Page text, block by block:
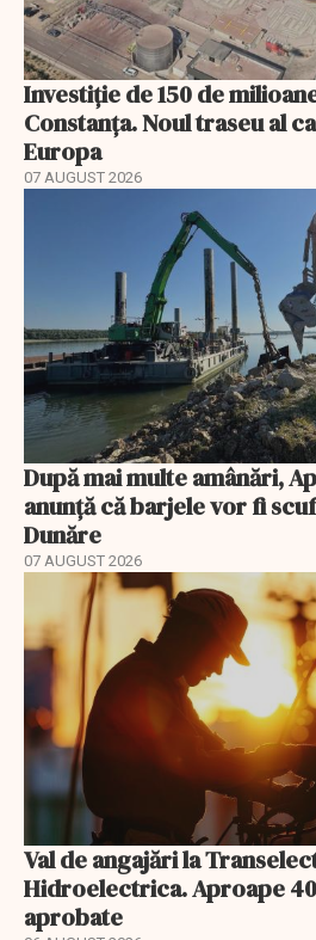
Investiție de 150 de
Constanța. Noul traseu al
Europa
07 AUGUST 2026
După mai multe amânări,
anunță că barjele vor fi
Dunăre
07 AUGUST 2026
Val de angajări la
Hidroelectrica. Aproape
aprobate